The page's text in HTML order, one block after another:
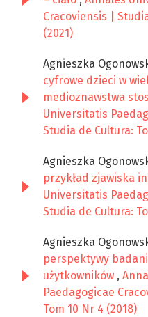
Cracoviensis |
(2021)
Agnieszka
cyfrowe dzieci w
medioznawstwa
Universitatis
Studia de Cultura:
Agnieszka
przykład zjawiska
Universitatis
Studia de Cultura:
Agnieszka
perspektywy
użytkowników ,
Paedagogicae
Tom 10 Nr 4 (2018)